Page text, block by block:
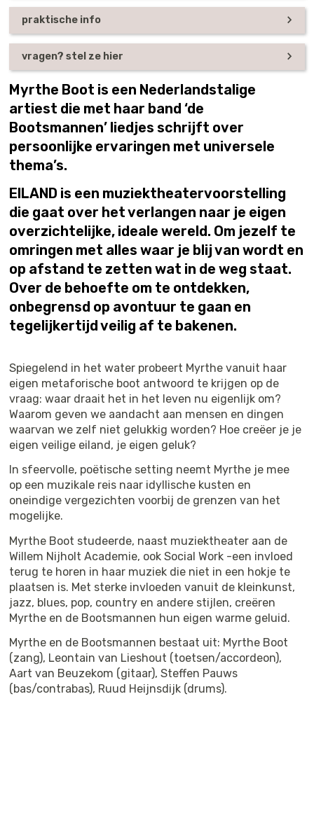
Myrthe Boot is een Nederlandstalige
artiest die met haar band ‘de
Bootsmannen’ liedjes schrijft over
persoonlijke ervaringen met universele
thema’s.
EILAND is een muziektheatervoorstelling
die gaat over het verlangen naar je eigen
overzichtelijke, ideale wereld. Om jezelf te
omringen met alles waar je blij van wordt en
op afstand te zetten wat in de weg staat.
Over de behoefte om te ontdekken,
onbegrensd op avontuur te gaan en
tegelijkertijd veilig af te bakenen.
Spiegelend in het water probeert Myrthe vanuit haar
eigen metaforische boot antwoord te krijgen op de
vraag: waar draait het in het leven nu eigenlijk om?
Waarom geven we aandacht aan mensen en dingen
waarvan we zelf niet gelukkig worden? Hoe creëer je je
eigen veilige eiland, je eigen geluk?
In sfeervolle, poëtische setting neemt Myrthe je mee
op een muzikale reis naar idyllische kusten en
oneindige vergezichten voorbij de grenzen van het
mogelijke.
Myrthe Boot studeerde, naast muziektheater aan de
Willem Nijholt Academie, ook Social Work -een invloed
terug te horen in haar muziek die niet in een hokje te
plaatsen is. Met sterke invloeden vanuit de kleinkunst,
jazz, blues, pop, country en andere stijlen, creëren
Myrthe en de Bootsmannen hun eigen warme geluid.
Myrthe en de Bootsmannen bestaat uit: Myrthe Boot
(zang), Leontain van Lieshout (toetsen/accordeon),
Aart van Beuzekom (gitaar), Steffen Pauws
(bas/contrabas), Ruud Heijnsdijk (drums).
praktische info
vragen? stel ze hier